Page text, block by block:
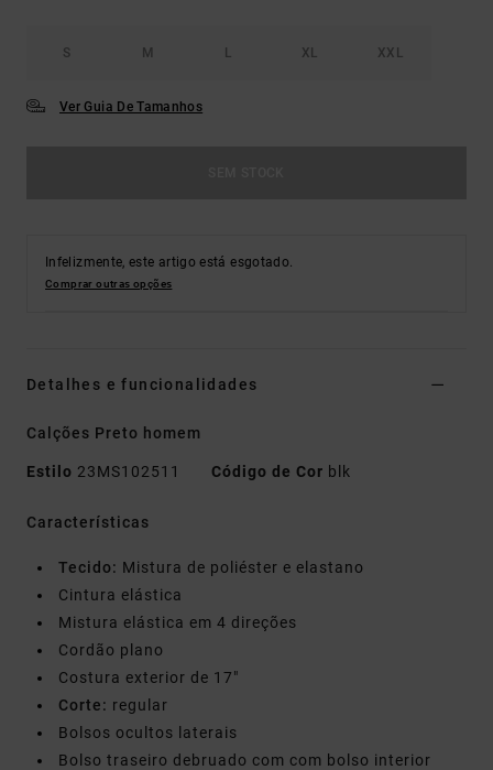
S M L XL XXL
Ver Guia De Tamanhos
Infelizmente, este artigo está esgotado.
Comprar outras opções
Detalhes e funcionalidades
Calções Preto homem
Estilo 23MS102511 Código de Cor blk
Características
Tecido: Mistura de poliéster e elastano
Cintura elástica
Mistura elástica em 4 direções
Cordão plano
Costura exterior de 17"
Corte: regular
Bolsos ocultos laterais
Bolso traseiro debruado com com bolso interior